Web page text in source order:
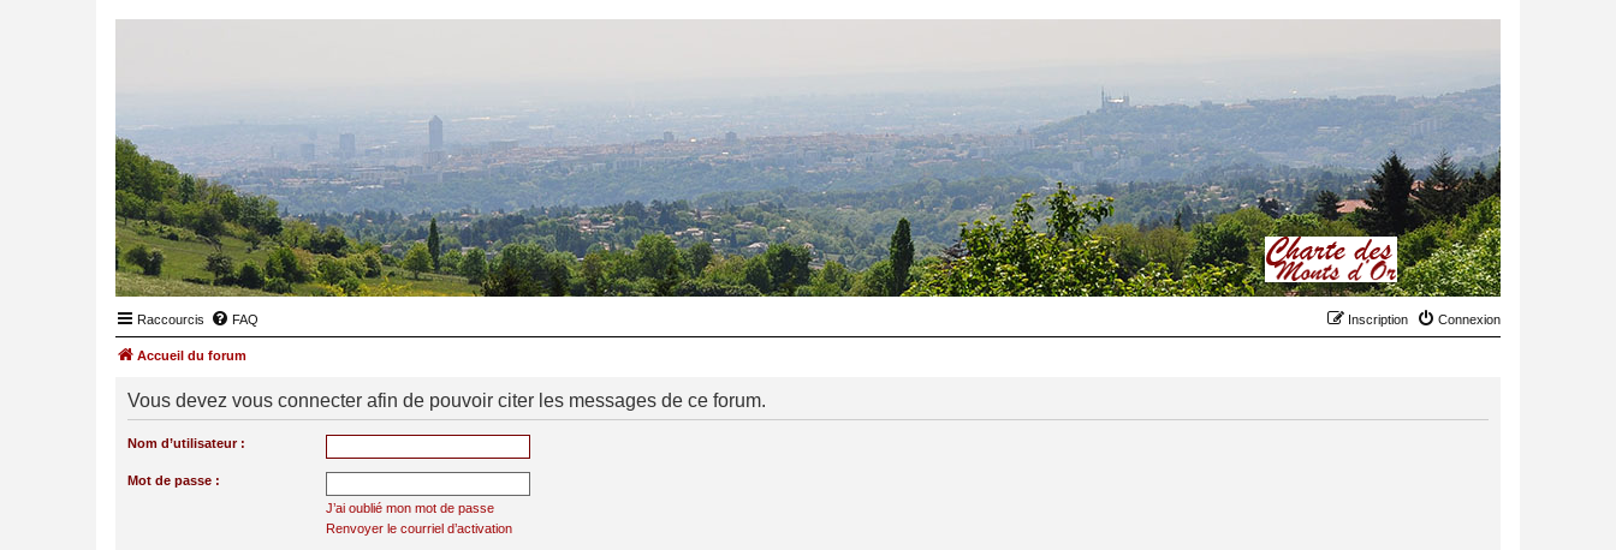
Raccourcis FAQ Connexion
Inscription
Accueil du forum
Vous devez vous connecter afin de pouvoir citer les messages de ce forum.
Nom d’utilisateur :
Mot de passe :
J’ai oublié mon mot de passe
Renvoyer le courriel d’activation